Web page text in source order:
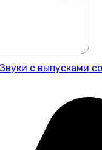
Звуки с выпусками